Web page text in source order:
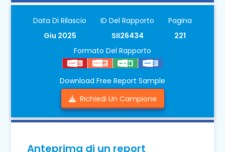
Data Di Rilascio
Giu 2025
ID Del Rapporto
SII26434
Pagina
221
Formato Del Rapporto
Download Free Report Sample
Richiedi Un Campione
Anteprima di un report